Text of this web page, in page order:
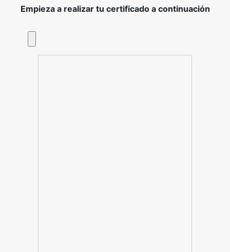
Empieza a realizar tu certificado a continuación